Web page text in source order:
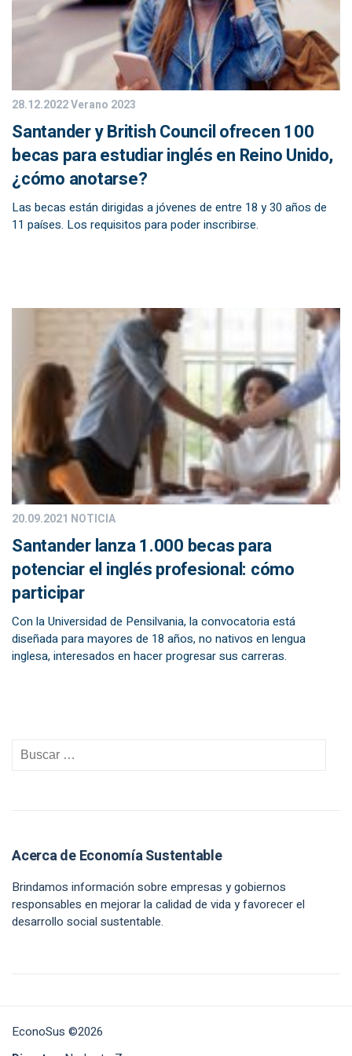
28.12.2022Verano 2023
Santander y British Council ofrecen 100
becas para estudiar inglés en Reino Unido,
¿cómo anotarse?
Las becas están dirigidas a jóvenes de entre 18 y 30 años de
11 países. Los requisitos para poder inscribirse.
20.09.2021 NOTICIA
Santander lanza 1.000 becas para
potenciar el inglés profesional: cómo
participar
Con la Universidad de Pensilvania, la convocatoria está
diseñada para mayores de 18 años, no nativos en lengua
inglesa, interesados en hacer progresar sus carreras.
Acerca de Economía Sustentable
Brindamos información sobre empresas y gobiernos
responsables en mejorar la calidad de vida y favorecer el
desarrollo social sustentable.
EconoSus ©2026